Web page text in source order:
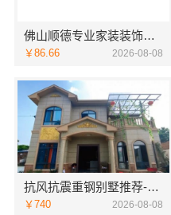
佛山顺德专业家装装饰，雅居美家一体化服务更靠谱
￥86.66 2026-08-08
抗风抗震重钢别墅推荐-云南晟构建筑建材有限公司精选
￥740 2026-08-08